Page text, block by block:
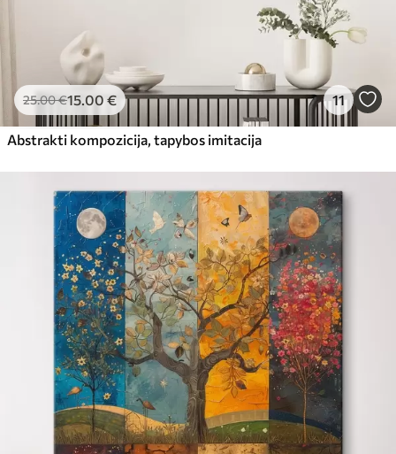
25.00€15.00 € 11
Abstrakti kompozicija, tapybos imitacija